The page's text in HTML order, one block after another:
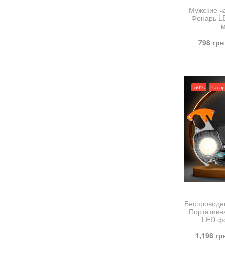
Мужские
Фонарь
798грн
-50%
LED
1,198